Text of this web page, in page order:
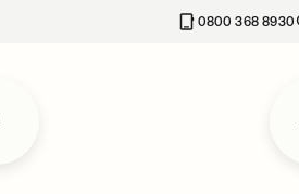
0800 368 8930